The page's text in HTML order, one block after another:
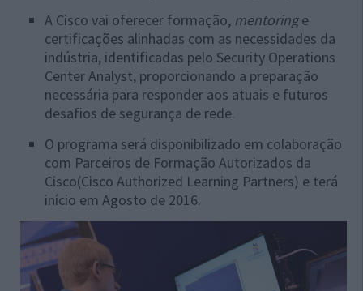
A Cisco vai oferecer formação, mentoringe
certificações alinhadas com as necessidades da
indústria, identificadas pelo Security Operations
Center Analyst, proporcionando a preparação
necessária para responder aos atuais e futuros
desafios de segurança de rede.
O programa será disponibilizado em colaboração
com Parceiros de Formação Autorizados da
Cisco(Cisco Authorized Learning Partners) e terá
início em Agosto de 2016.